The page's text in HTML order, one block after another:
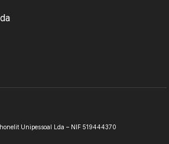
Unipessoal Lda – NIF 519444370